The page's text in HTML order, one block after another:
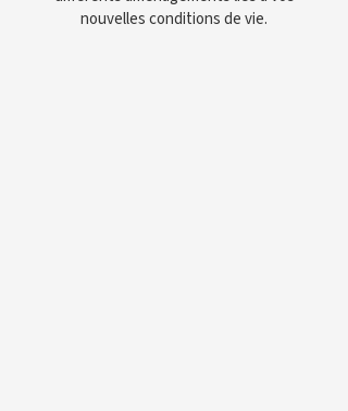
nouvelles conditions de vie.